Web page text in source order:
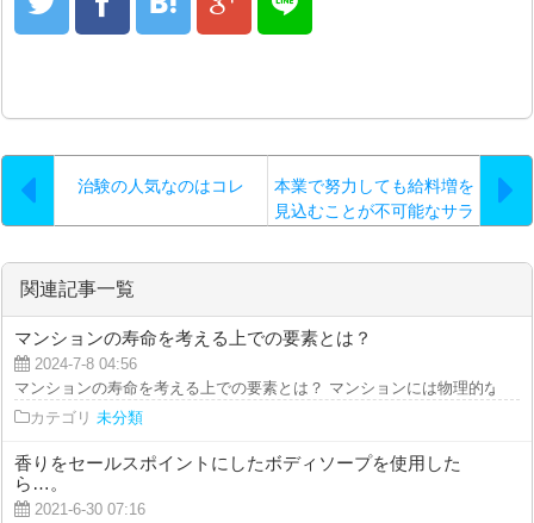
治験の人気なのはコレ
本業で努力しても給料増を
見込むことが不可能なサラ
も…。
関連記事一覧
マンションの寿命を考える上での要素とは？
2024-7-8 04:56
マンションの寿命を考える上での要素とは？ マンションには物理的な寿
カテゴリ 未分類
香りをセールスポイントにしたボディソープを使用した
ら…。
2021-6-30 07:16